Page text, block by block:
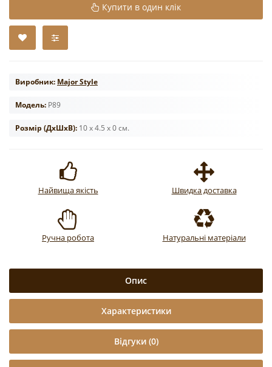
Купити в один клік
Виробник: Major Style
Модель: Р89
Розмір (ДxШxВ): 10 x 4.5 x 0 см.
Найвища якість Швидка доставка
Ручна робота Натуральні матеріали
Опис
Характеристики
Відгуки (0)